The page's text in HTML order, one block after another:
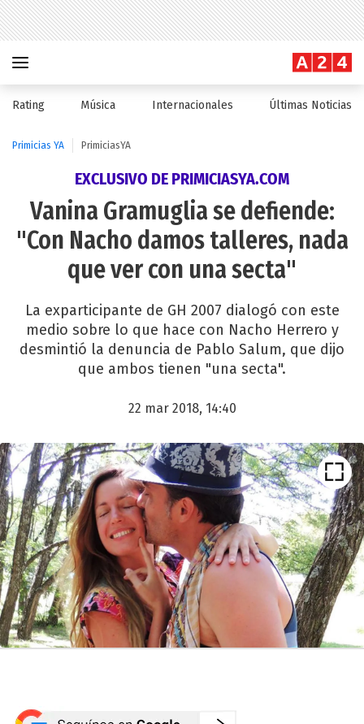
Rating Música Internacionales Últimas Noticias
Primicias YA PrimiciasYA
EXCLUSIVO DE PRIMICIASYA.COM
Vanina Gramuglia se defiende:
"Con Nacho damos talleres, nada
que ver con una secta"
La exparticipante de GH 2007 dialogó con este
medio sobre lo que hace con Nacho Herrero y
desmintió la denuncia de Pablo Salum, que dijo
que ambos tienen "una secta".
22 mar 2018, 14:40